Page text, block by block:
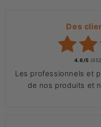
Des
4.6/5
Les professionnels et
de nos produits et